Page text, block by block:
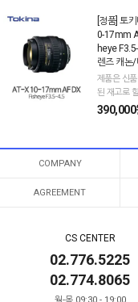
[정품] 토
0-17mm
heye
렌즈 캐논
제품은 신
된 재고로
390,000
COMPANY
AGREEMENT
CS CENTER
02.776.5225
02.774.8065